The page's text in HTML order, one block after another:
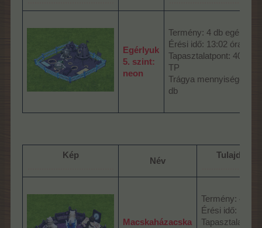
Egérlyuk
5. szint:
neon
Termény: 4 db egér
Érési idő: 13:02 óra
Tapasztalatpont: 405
TP
Trágya mennyisége: 3
db
Kép
Név
Macskaházacska
Termény: 4 db
Érési idő: